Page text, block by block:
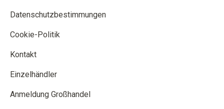
Datenschutzbestimmungen
Cookie-Politik
Kontakt
Einzelhändler
Anmeldung Großhandel